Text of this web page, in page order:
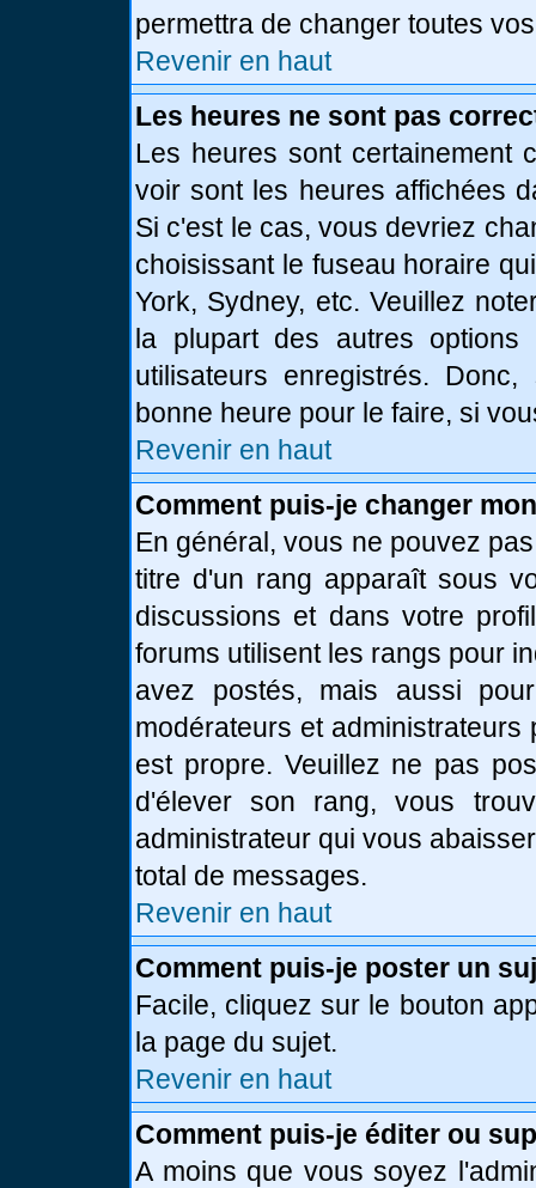
permettra de changer toutes
Revenir en haut
Les heures ne sont pas
Les heures sont certainement
voir sont les heures affichées
Si c'est le cas, vous devriez
choisissant le fuseau horaire
York, Sydney, etc. Veuillez
la plupart des autres options
utilisateurs enregistrés.
bonne heure pour le faire, si
Revenir en haut
Comment puis-je changer
En général, vous ne pouvez
titre d'un rang apparaît sous
discussions et dans votre
forums utilisent les rangs pour
avez postés, mais aussi
modérateurs et
est propre. Veuillez ne pas
d'élever son rang, vous
administrateur qui vous
total de messages.
Revenir en haut
Comment puis-je poster un
Facile, cliquez sur le bouton
la page du sujet.
Revenir en haut
Comment puis-je éditer ou
A moins que vous soyez